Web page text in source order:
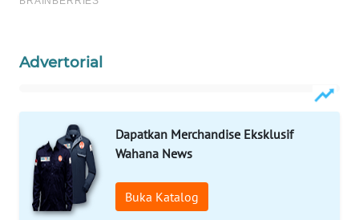
Advertorial
Dapatkan Merchandise Eksklusif
Wahana News
Buka Katalog
TRAVEL
TV
WAHANANEWS
ID
WAHANANEWS
CO ID